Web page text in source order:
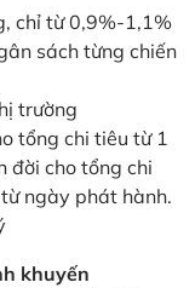
chỉ từ 0,9%-1,1%
sách từng chiến
trường
tổng chi tiêu từ 1
đời cho tổng chi
ngày phát hành.
khuyến